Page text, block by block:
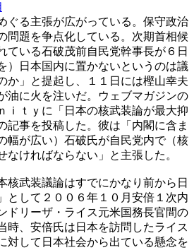
ぐる主張が広がっている。保守政治
問題を争点化している。次期首相候
ている石破茂前自民党幹事長が６日
）日本国内に置かないというのは議
か」と提起し、１１日には樫山幸夫
油に火を注いだ。ウェブマガジンの
ｔｙに「日本の核武装論が最大抑
記事を投稿した。彼は「内閣に含ま
幅が広い）石破氏が自民党内で（核
なければならない」と主張した。
核武装議論はすでにかなり前から日
として２００６年１０月安倍１次内
ドリーザ・ライス元米国務長官間の
時、安倍氏は日本を訪問したライス
対して日本社会から出ている懸念を